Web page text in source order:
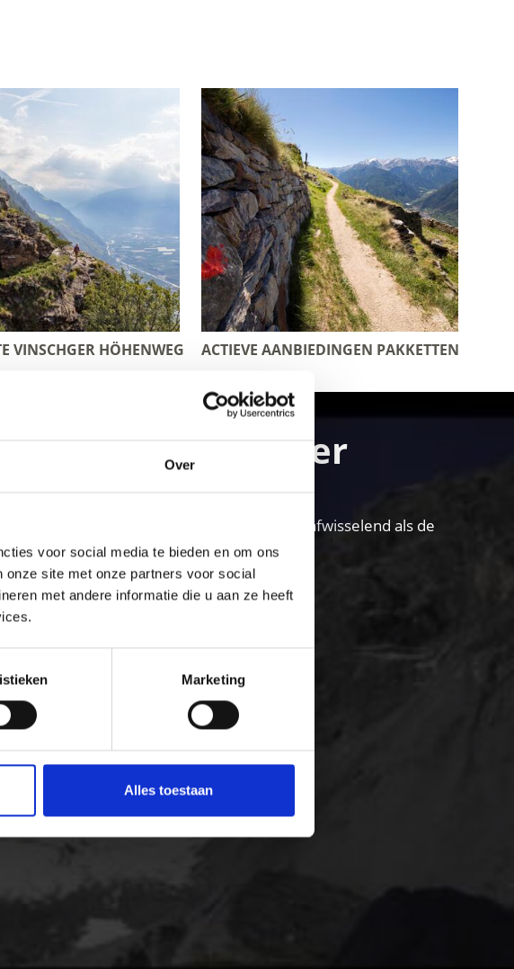
Over
voor social media te bieden en om ons
site met onze partners voor social
met andere informatie die u aan ze heeft
Marketing
Alles toestaan
VINSCHGER HÖHENWEG ACTIEVE AANBIEDINGEN PAKKETTEN
en plezier
wandelpaden in het Vinschgau is net zo afwisselend als de